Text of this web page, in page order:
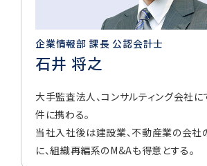
企業情報部 課長 公認会計士
石井 将之
大手監査法人、コンサルティング会社
件に携わる。
当社入社後は建設業、不動産業の会社
に、組織再編系のM&Aも得意とする。